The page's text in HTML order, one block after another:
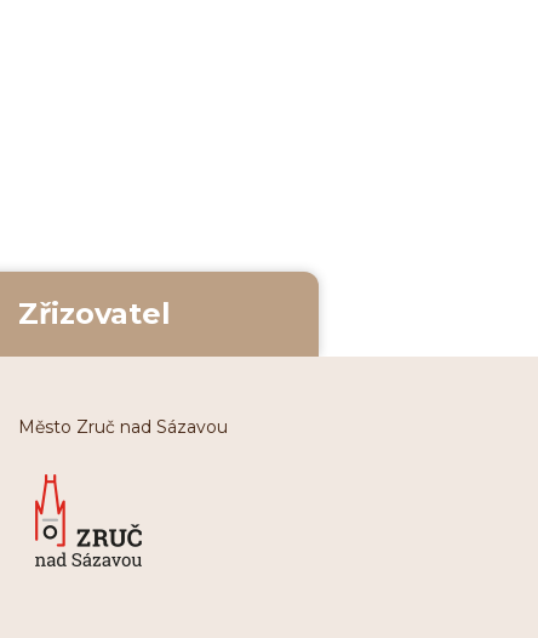
Zřizovatel
Město Zruč nad Sázavou